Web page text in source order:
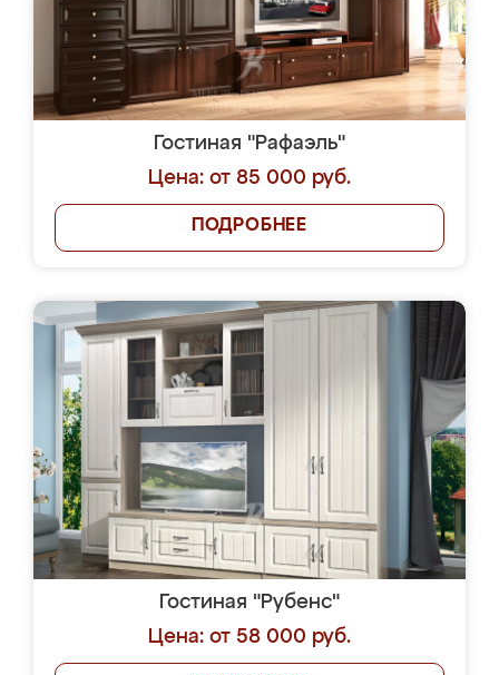
Гостиная "Рафаэль"
Цена: от 85 000 руб.
ПОДРОБНЕЕ
Гостиная "Рубенс"
Цена: от 58 000 руб.